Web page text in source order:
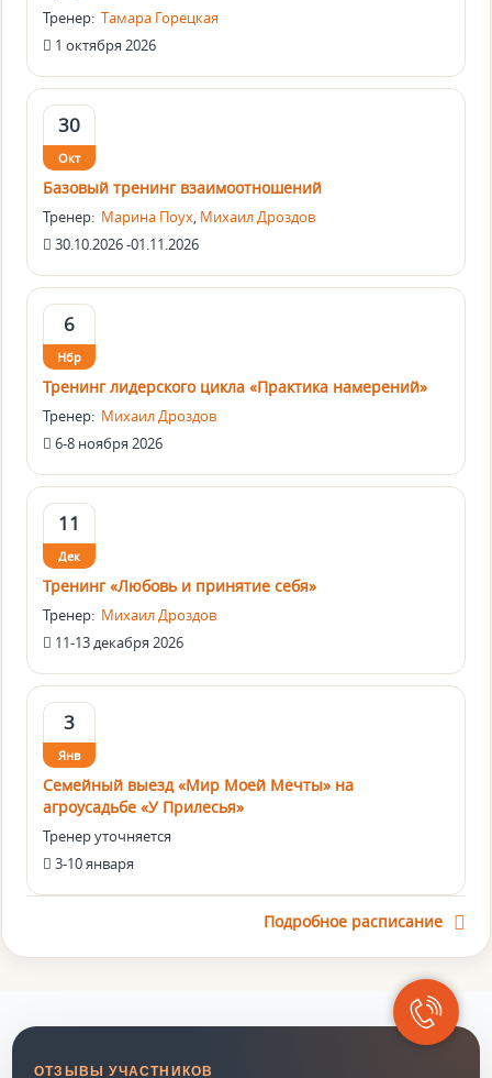
Тренер: Тамара Горецкая
1 октября 2026
30
Окт
Базовый тренинг взаимоотношений
Тренер: Марина Поух, Михаил Дроздов
30.10.2026 -01.11.2026
6
Нбр
Тренинг лидерского цикла «Практика намерений»
Тренер: Михаил Дроздов
6-8 ноября 2026
11
Дек
Тренинг «Любовь и принятие себя»
Тренер: Михаил Дроздов
11-13 декабря 2026
3
Янв
Семейный выезд «Мир Моей Мечты» на
агроусадьбе «У Прилесья»
Тренер уточняется
3-10 января
Подробное расписание
ОТЗЫВЫ УЧАСТНИКОВ